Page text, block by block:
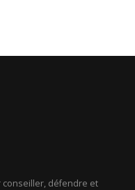
conseiller, défendre et